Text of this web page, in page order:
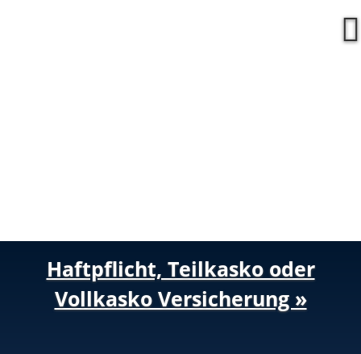
Haftpflicht, Teilkasko oder
Vollkasko Versicherung »